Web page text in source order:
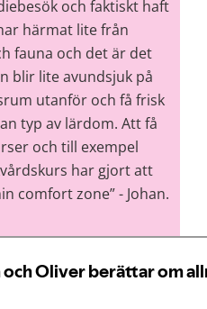
och faktiskt haft
härmat lite från
fauna och det är det
blir lite avundsjuk på
utanför och få frisk
typ av lärdom. Att få
och till exempel
har gjort att
comfort zone” - Johan.